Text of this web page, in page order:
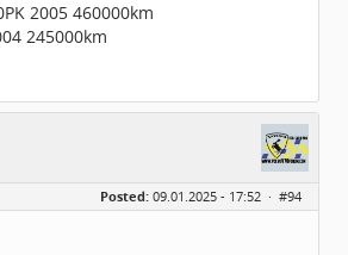
2005 460000km
245000km
Posted: 09.01.2025 - 17:52 · #94